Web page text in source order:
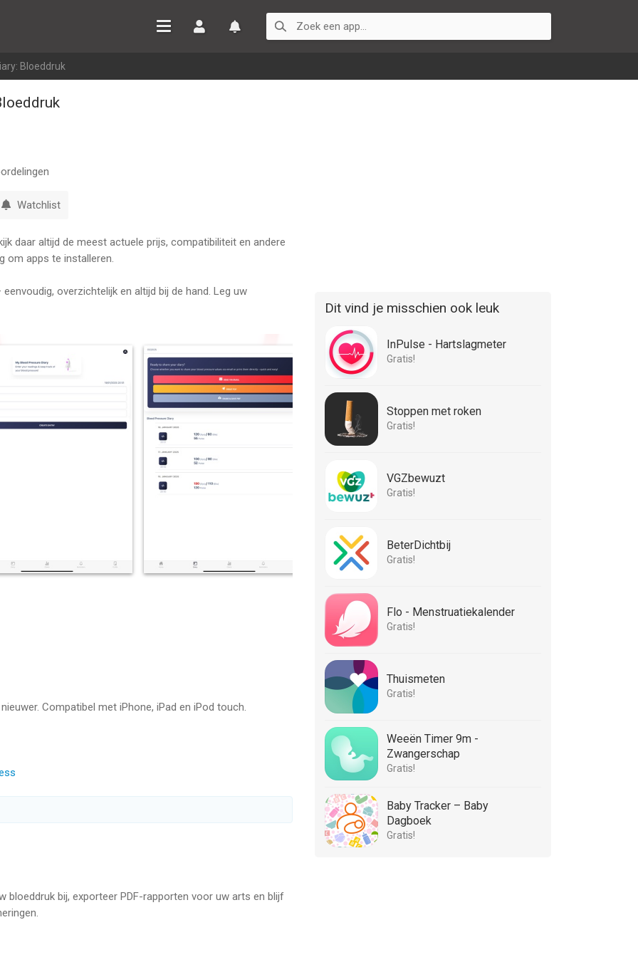
Bloeddruk
Watchlist
daar altijd de meest actuele prijs, compatibiliteit en andere
om apps te installeren.
overzichtelijk en altijd bij de hand. Leg uw
met uw arts.
en optionele notities in met een paar tikken. Voeg
te herkennen.
over dagen, weken en maanden. Zie in één
verdient.
deze direct via e-mail of AirDrop met uw arts. Geen
vergeet – 's ochtends, 's avonds of beide. Regelmatige
maken de app prettig bruikbaar, ook voor oudere
geen cloud, geen delen met derden.
Compatibel met iPhone, iPad en iPod touch.
bloeddruk bij, exporteer PDF-rapporten voor uw arts en blijf
Dit vind je misschien ook leuk
InPulse - Hartslagmeter
Gratis!
Stoppen met roken
Gratis!
VGZbewuzt
Gratis!
BeterDichtbij
Gratis!
Flo - Menstruatiekalender
Gratis!
Thuismeten
Gratis!
Weeën Timer 9m -
Zwangerschap
Gratis!
Baby Tracker – Baby
Dagboek
Gratis!